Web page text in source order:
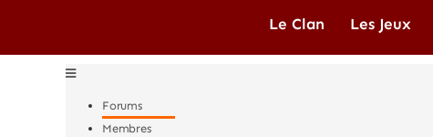
Le Clan Les Jeux
Forums
Membres